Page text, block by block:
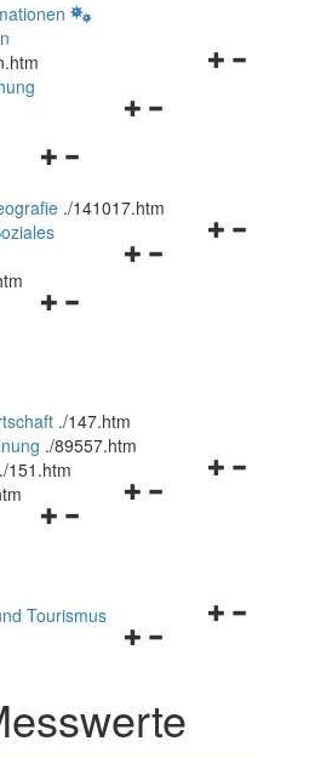
Navigationsmenü
Navigationsmenü
und
schließen
./141017.htm
Navigationsmenü
Navigationsmenü
./147.htm
./89557.htm
Navigationsmenü
./151.htm
Navigationsmenü
Navigationsmenü
schließen
Tourismus